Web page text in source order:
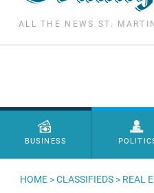
ALL THE NEWS ST.
Menu principal
BUSINESS
HOME >CLASSIFIEDS > REAL